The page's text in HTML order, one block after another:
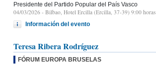
Presidente del Partido Popular del País Vasco
04/03/2026 - Bilbao, Hotel Ercilla (Ercilla, 37-39) 9:00 horas
Información del evento
Teresa Ribera Rodríguez
FÓRUM EUROPA BRUSELAS